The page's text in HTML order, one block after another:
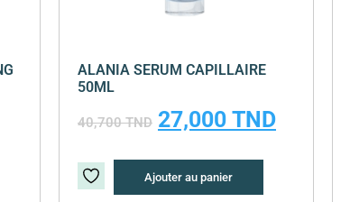
ALANIA SERUM CAPILLAIRE
50ML
40,700TND 27,000 TND
Ajouter au panier